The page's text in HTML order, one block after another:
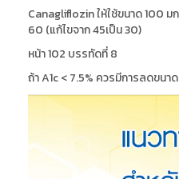
Canagliflozin ให้ใช้ขนาด 100 ม
60 (แก้ไขจาก 45เป็น 30)
หน้า 102 บรรทัดที่ 8
ถ้า A1c < 7.5% ควรมีการลดขนา